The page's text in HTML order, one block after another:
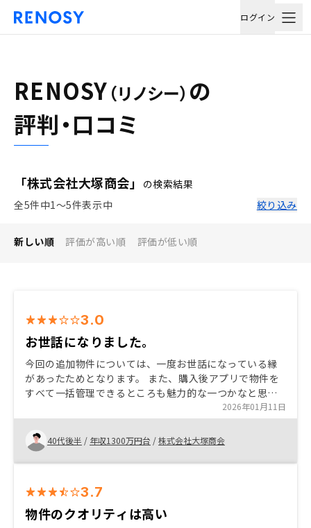
ログイン
RENOSY （リノシー） の
評判・口コミ
「株式会社大塚商会」
の検索結果
全5件中1〜5件表示中
絞り込み
新しい順 評価が高い順 評価が低い順
3.0
お世話になりました。
今回の追加物件については、一度お世話になっている縁
があったためとなります。 また、購入後アプリで物件を
すべて一括管理できるところも魅力的な一つかなと思わ
れます。 首都圏以外の物件が欲しいかたなどは他社より
豊富に物件が揃っているので広く検討ができると思いま
す。
2026年01月11日
40代後半 / 年収1300万円台 /株式会社大塚商会
3.7
物件のクオリティは高い